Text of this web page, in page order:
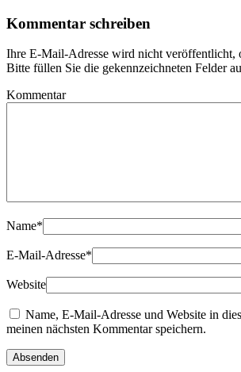
Kommentar schreiben
Ihre E-Mail-Adresse wird nicht veröffentlicht,
Bitte füllen Sie die gekennzeichneten Felder
Kommentar
Name*
E-Mail-Adresse*
Website
Name, E-Mail-Adresse und Website in
meinen nächsten Kommentar speichern.